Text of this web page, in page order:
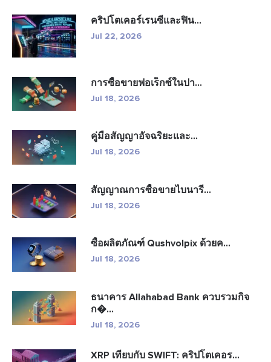
คริปโตเคอร์เรนซีและฟิน...
Jul 22, 2026
การซื้อขายฟอเร็กซ์ในปา...
Jul 18, 2026
คู่มือสัญญาอัจฉริยะและ...
Jul 18, 2026
สัญญาณการซื้อขายไบนารี...
Jul 18, 2026
ซื้อผลิตภัณฑ์ Qushvolpix ด้วยค...
Jul 18, 2026
ธนาคาร Allahabad Bank ควบรวมกิจ
ก�...
Jul 18, 2026
XRP เทียบกับ SWIFT: คริปโตเคอร...